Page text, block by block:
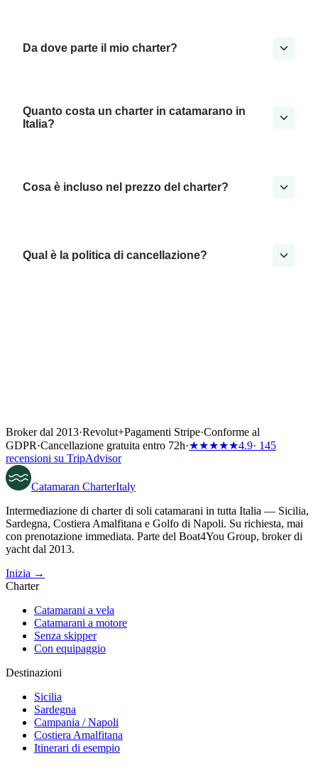
Da dove parte il mio charter?
Quanto costa un charter in catamarano in
Italia?
Cosa è incluso nel prezzo del charter?
Qual è la politica di cancellazione?
Broker dal 2013·Revolut+Pagamenti Stripe·Conforme al
GDPR·Cancellazione gratuita entro 72h·★★★★★4.9· 145
recensioni su TripAdvisor
Catamaran CharterItaly
Intermediazione di charter di soli catamarani in tutta Italia — Sicilia,
Sardegna, Costiera Amalfitana e Golfo di Napoli. Su richiesta, mai
con prenotazione immediata. Parte del Boat4You Group, broker di
yacht dal 2013.
Inizia →
Charter
Catamarani a vela
Catamarani a motore
Senza skipper
Con equipaggio
Destinazioni
Sicilia
Sardegna
Campania / Napoli
Costiera Amalfitana
Itinerari di esempio